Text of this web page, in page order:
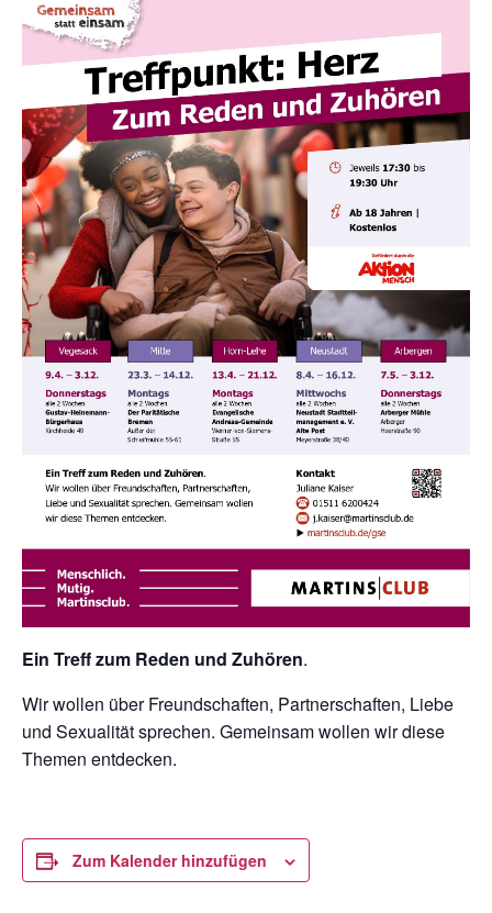
Ein Treff zum Reden und Zuhören.
Wir wollen über Freundschaften, Partnerschaften, Liebe
und Sexualität sprechen. Gemeinsam wollen wir diese
Themen entdecken.
Zum Kalender hinzufügen